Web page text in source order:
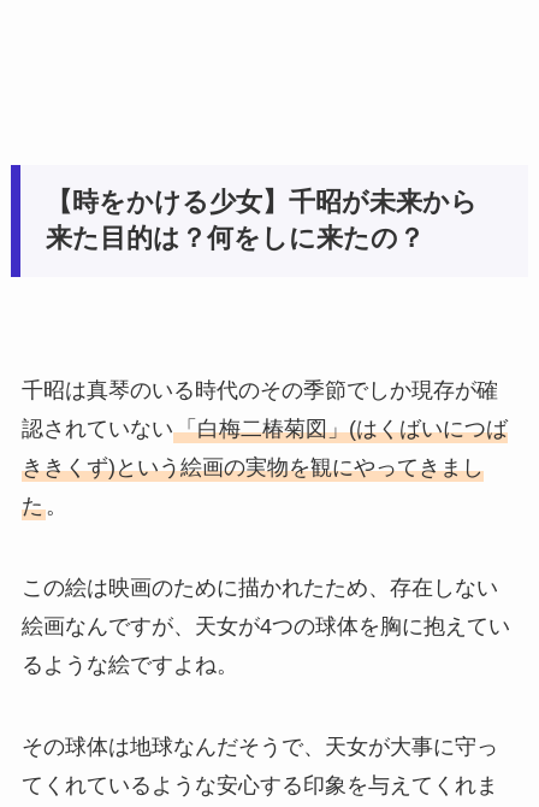
【時をかける少女】千昭が未来から
来た目的は？何をしに来たの？
千昭は真琴のいる時代のその季節でしか現存が確
認されていない「白梅二椿菊図」(はくばいにつば
ききくず)という絵画の実物を観にやってきまし
た。
この絵は映画のために描かれたため、存在しない
絵画なんですが、天女が4つの球体を胸に抱えてい
るような絵ですよね。
その球体は地球なんだそうで、天女が大事に守っ
てくれているような安心する印象を与えてくれま